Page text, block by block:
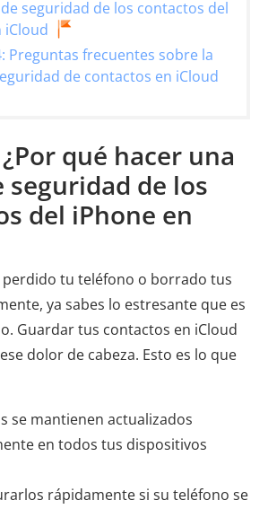
seguridad de los contactos del
iCloud
Preguntas frecuentes sobre la
de contactos en iCloud
qué hacer una
seguridad de los
del iPhone en
perdido tu teléfono o borrado tus
ya sabes lo estresante que es
Guardar tus contactos en iCloud
dolor de cabeza. Esto es lo que
se mantienen actualizados
en todos tus dispositivos
rápidamente si su teléfono se